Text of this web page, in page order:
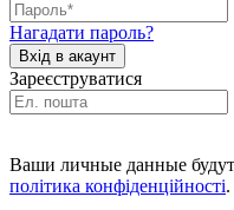
Нагадати пароль?
Зареєструватися
Ваши личные данные будут
політика конфіденційності.